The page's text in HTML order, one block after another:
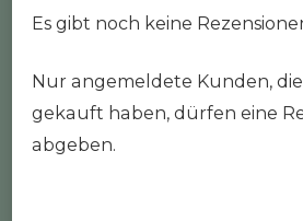
Es gibt noch keine
Nur angemeldete Kunden,
gekauft haben, dürfen eine
abgeben.